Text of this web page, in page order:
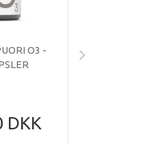
O3 -
DKK